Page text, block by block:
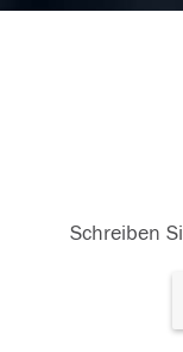
Schreiben